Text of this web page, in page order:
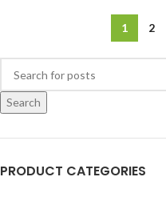
1 2
Search
PRODUCT CATEGORIES